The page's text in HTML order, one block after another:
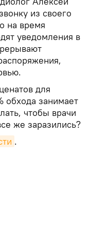
из своего
на время
уведомления в
для
занимает
чтобы врачи
же заразились?
.